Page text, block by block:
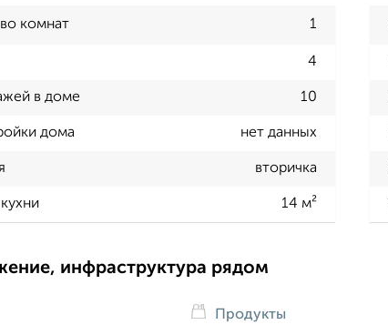
комнат 1
4
в доме 10
дома нет данных
вторичка
14 м²
инфраструктура рядом
Продукты